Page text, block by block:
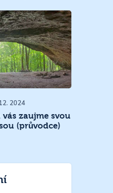
2024
vás zaujme svou
(průvodce)